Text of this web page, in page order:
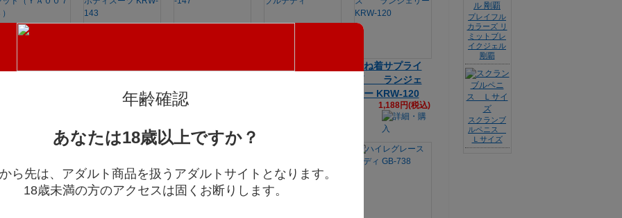
年齢確認
あなたは18歳以上ですか？
ら先は、アダルト商品を扱うアダルトサイトとなります。
18歳未満の方のアクセスは固くお断りします。
1,850円(税込)
重ね着サプライ
ズ ランジェ
リー KRW-120
1,188円(税込)
プレイフル
カラーズ リ
ミットブレ
イクジェル
剛覇
スクランブ
ルペニス
Ｌサイズ